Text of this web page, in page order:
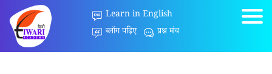
Learn in English
ब्लॉग पढ़िए
प्रश्न मंच